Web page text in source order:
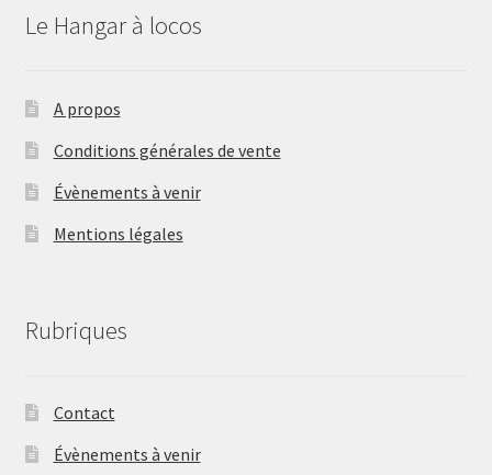
Le Hangar à locos
A propos
Conditions générales de vente
Évènements à venir
Mentions légales
Rubriques
Contact
Évènements à venir